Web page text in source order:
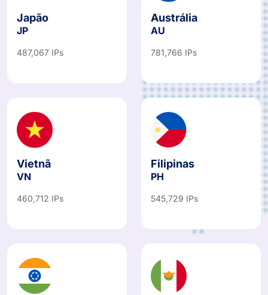
Japão
JP
487,067 IPs
Austrália
AU
781,766 IPs
Vietnã
VN
460,712 IPs
Filipinas
PH
545,729 IPs